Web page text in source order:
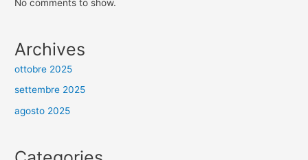
No comments to show.
Archives
ottobre 2025
settembre 2025
agosto 2025